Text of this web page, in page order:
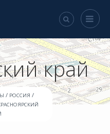
край
/ РОССИЯ /